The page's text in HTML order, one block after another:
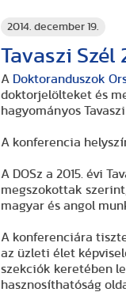
2014. december 19.
Tavaszi Szél
A Doktoranduszok
doktorjelölteket és
hagyományos
A DOSz a 2015. évi Tavaszi Szél konferencia szervezésekor a korábbi években
megszokottak szerint, a fiatal magyar kutatók és doktoranduszok
A konferenciára tisztelettel meghívjuk a felsőoktatási intézmények, a kormányzati és
az üzleti élet képviselőit, a témák iránt érdeklődő kollégákat, szakértőket. Az egyes
szekciók keretében
hasznosíthatóság oldaláról bemutatni az egyes tudományterületeket és azok